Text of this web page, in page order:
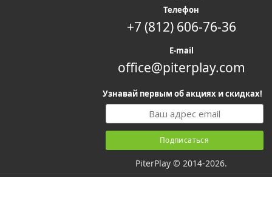
Телефон
+7 (812) 606-76-36
E-mail
office@piterplay.com
Узнавай первым об акциях и скидках!
PiterPlay © 2014-2026.